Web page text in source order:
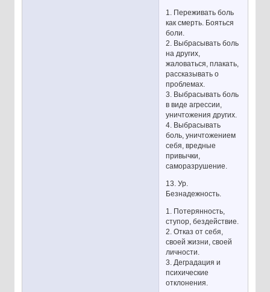
1. Переживать боль
как смерть. Бояться
боли.
2. Выбрасывать боль
на других,
жаловаться, плакать,
рассказывать о
проблемах.
3. Выбрасывать боль
в виде агрессии,
уничтожения других.
4. Выбрасывать
боль, уничтожением
себя, вредные
привычки,
саморазрушение.
13. Ур.
Безнадежность.
1. Потерянность,
ступор, бездействие.
2. Отказ от себя,
своей жизни, своей
личности.
3. Деградация и
психические
отклонения.